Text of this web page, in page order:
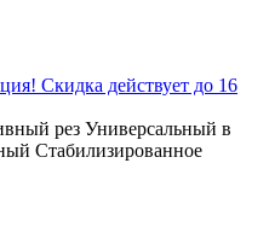
Скидка действует до 16
рез Универсальный в
Стабилизированное